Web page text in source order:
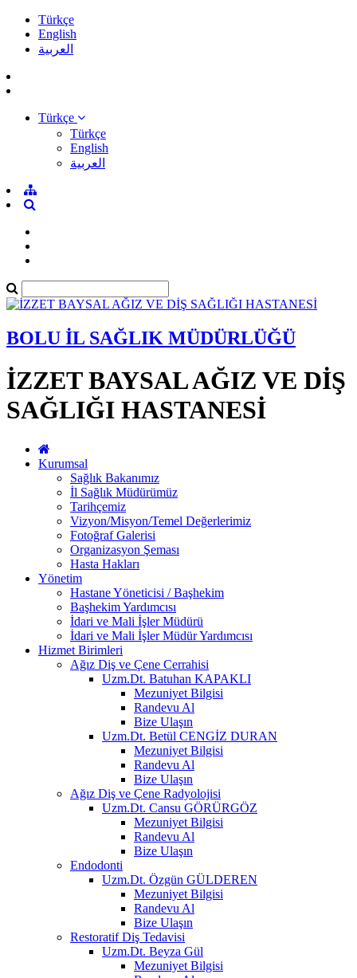
Türkçe
English
العربية
Türkçe
Türkçe
English
العربية
BOLU İL SAĞLIK MÜDÜRLÜĞÜ
İZZET BAYSAL AĞIZ VE DİŞ
SAĞLIĞI HASTANESİ
Kurumsal
Sağlık Bakanımız
İl Sağlık Müdürümüz
Tarihçemiz
Vizyon/Misyon/Temel Değerlerimiz
Fotoğraf Galerisi
Organizasyon Şeması
Hasta Hakları
Yönetim
Hastane Yöneticisi / Başhekim
Başhekim Yardımcısı
İdari ve Mali İşler Müdürü
İdari ve Mali İşler Müdür Yardımcısı
Hizmet Birimleri
Ağız Diş ve Çene Cerrahisi
Uzm.Dt. Batuhan KAPAKLI
Mezuniyet Bilgisi
Randevu Al
Bize Ulaşın
Uzm.Dt. Betül CENGİZ DURAN
Mezuniyet Bilgisi
Randevu Al
Bize Ulaşın
Ağız Diş ve Çene Radyolojisi
Uzm.Dt. Cansu GÖRÜRGÖZ
Mezuniyet Bilgisi
Randevu Al
Bize Ulaşın
Endodonti
Uzm.Dt. Özgün GÜLDEREN
Mezuniyet Bilgisi
Randevu Al
Bize Ulaşın
Restoratif Diş Tedavisi
Uzm.Dt. Beyza Gül
Mezuniyet Bilgisi